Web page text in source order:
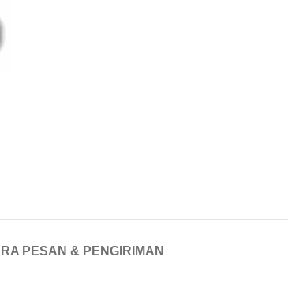
PESAN & PENGIRIMAN